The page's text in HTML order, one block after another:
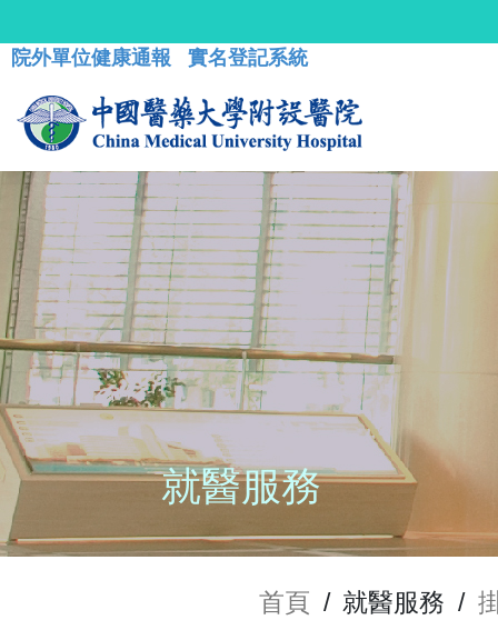
院外單位健康通報 實名登記系統
就醫服務
首頁 / 就醫服務 /